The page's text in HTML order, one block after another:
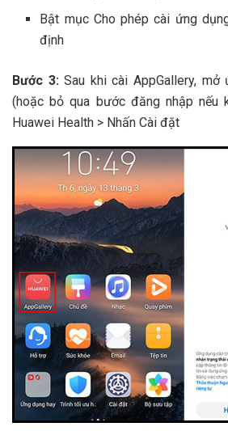
Bật mục Cho phép cài ứng
định
Bước 3:Sau khi cài AppGallery, mở
(hoặc bỏ qua bước đăng nhập nếu
Huawei Health > Nhấn Cài đặt